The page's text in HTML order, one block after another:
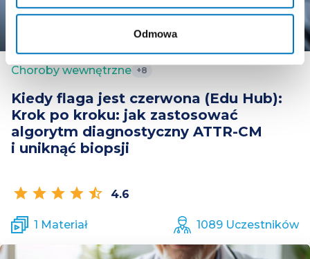
Odmowa
Choroby wewnętrzne +8
Kiedy flaga jest czerwona (Edu Hub):
Krok po kroku: jak zastosować
algorytm diagnostyczny ATTR-CM
i uniknąć biopsji
star star star star star_half 4.6
1 Materiał 1089 Uczestników